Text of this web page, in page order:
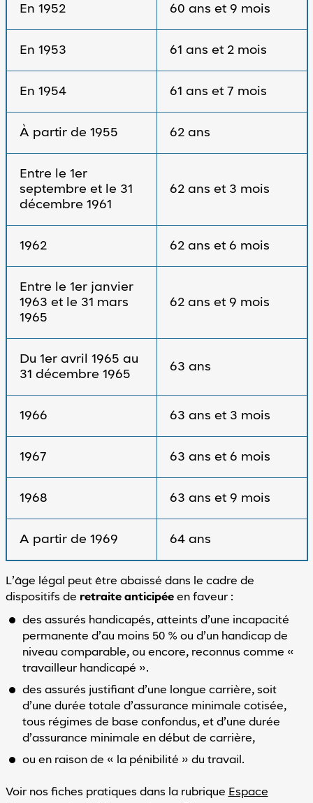
En 1952 60 ans et 9 mois
En 1953 61 ans et 2 mois
En 1954 61 ans et 7 mois
À partir de 1955 62 ans
Entre le 1er
septembre et le 31
décembre 1961
62 ans et 3 mois
1962 62 ans et 6 mois
Entre le 1er janvier
1963 et le 31 mars
1965
62 ans et 9 mois
Du 1er avril 1965 au
31 décembre 1965
63 ans
1966 63 ans et 3 mois
1967 63 ans et 6 mois
1968 63 ans et 9 mois
A partir de 1969 64 ans
L’âge légal peut être abaissé dans le cadre de
dispositifs de retraite anticipéeen faveur :
des assurés handicapés, atteints d’une incapacité
permanente d’au moins 50 % ou d’un handicap de
niveau comparable, ou encore, reconnus comme «
travailleur handicapé ».
des assurés justifiant d’une longue carrière, soit
d’une durée totale d’assurance minimale cotisée,
tous régimes de base confondus, et d’une durée
d’assurance minimale en début de carrière,
ou en raison de « la pénibilité » du travail.
Voir nos fiches pratiques dans la rubrique Espace